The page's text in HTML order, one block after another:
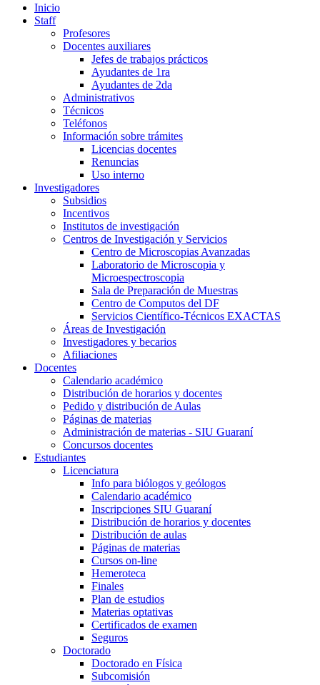
Inicio
Staff
Profesores
Docentes auxiliares
Jefes de trabajos prácticos
Ayudantes de 1ra
Ayudantes de 2da
Administrativos
Técnicos
Teléfonos
Información sobre trámites
Licencias docentes
Renuncias
Uso interno
Investigadores
Subsidios
Incentivos
Institutos de investigación
Centros de Investigación y Servicios
Centro de Microscopias Avanzadas
Laboratorio de Microscopia y
Microespectroscopia
Sala de Preparación de Muestras
Centro de Computos del DF
Servicios Científico-Técnicos EXACTAS
Áreas de Investigación
Investigadores y becarios
Afiliaciones
Docentes
Calendario académico
Distribución de horarios y docentes
Pedido y distribución de Aulas
Páginas de materias
Administración de materias - SIU Guaraní
Concursos docentes
Estudiantes
Licenciatura
Info para biólogos y geólogos
Calendario académico
Inscripciones SIU Guaraní
Distribución de horarios y docentes
Distribución de aulas
Páginas de materias
Cursos on-line
Hemeroteca
Finales
Plan de estudios
Materias optativas
Certificados de examen
Seguros
Doctorado
Doctorado en Física
Subcomisión